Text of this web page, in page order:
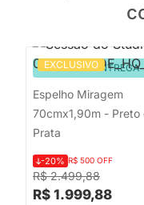
EXCLUSIVO
PRONTA ENTREGA
Espelho Miragem
70cmx1,90m - Preto
Prata
R$ 2.499,88
-20% R$ 500 OFF
R$ 1.999,88